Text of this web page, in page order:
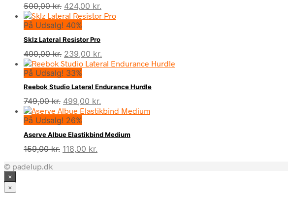
500,00kr. Den
oprindelige
pris
var:
500,00 kr..
424,00 kr.
aktuelle
På Udsalg! 40%
Sklz Lateral Resistor Pro
400,00kr. Den
oprindelige
pris
var:
400,00 kr..
239,00 kr.
aktuelle
er:
239,00 kr..
På Udsalg! 33%
Reebok Studio Lateral Endurance Hurdle
749,00kr. Den
oprindelige
pris
var:
749,00 kr..
499,00 kr.
aktuelle
er:
499,00 kr..
På Udsalg! 26%
Aserve Albue Elastikbind Medium
159,00kr. Den
118,00 kr.
© padelup.dk
×
×